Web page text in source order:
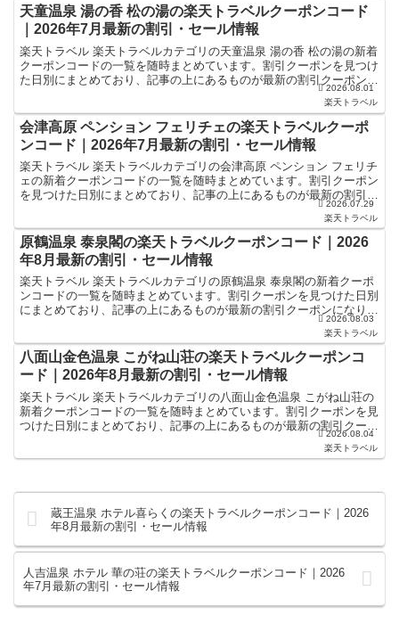
天童温泉 湯の香 松の湯の楽天トラベルクーポンコード
｜2026年7月最新の割引・セール情報
楽天トラベル 楽天トラベルカテゴリの天童温泉 湯の香 松の湯の新着
クーポンコードの一覧を随時まとめています。割引クーポンを見つけ
た日別にまとめており、記事の上にあるものが最新の割引クーポンに
なります。ホテル・旅館宿泊の予約などで使えるクーポ...
2026.08.01
楽天トラベル
会津高原 ペンション フェリチェの楽天トラベルクーポ
ンコード｜2026年7月最新の割引・セール情報
楽天トラベル 楽天トラベルカテゴリの会津高原 ペンション フェリチ
ェの新着クーポンコードの一覧を随時まとめています。割引クーポン
を見つけた日別にまとめており、記事の上にあるものが最新の割引ク
ーポンになります。ホテル・旅館宿泊の予約などで使え...
2026.07.29
楽天トラベル
原鶴温泉 泰泉閣の楽天トラベルクーポンコード｜2026
年8月最新の割引・セール情報
楽天トラベル 楽天トラベルカテゴリの原鶴温泉 泰泉閣の新着クーポ
ンコードの一覧を随時まとめています。割引クーポンを見つけた日別
にまとめており、記事の上にあるものが最新の割引クーポンになりま
す。ホテル・旅館宿泊の予約などで使えるクーポンやセー...2026.08.03
楽天トラベル
八面山金色温泉 こがね山荘の楽天トラベルクーポンコ
ード｜2026年8月最新の割引・セール情報
楽天トラベル 楽天トラベルカテゴリの八面山金色温泉 こがね山荘の
新着クーポンコードの一覧を随時まとめています。割引クーポンを見
つけた日別にまとめており、記事の上にあるものが最新の割引クーポ
ンになります。ホテル・旅館宿泊の予約などで使えるクー...2026.08.04
楽天トラベル
蔵王温泉 ホテル喜らくの楽天トラベルクーポンコード｜2026
年8月最新の割引・セール情報
人吉温泉 ホテル 華の荘の楽天トラベルクーポンコード｜2026
年7月最新の割引・セール情報